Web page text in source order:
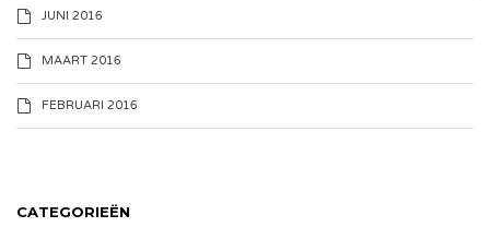
JUNI 2016
MAART 2016
FEBRUARI 2016
CATEGORIEËN